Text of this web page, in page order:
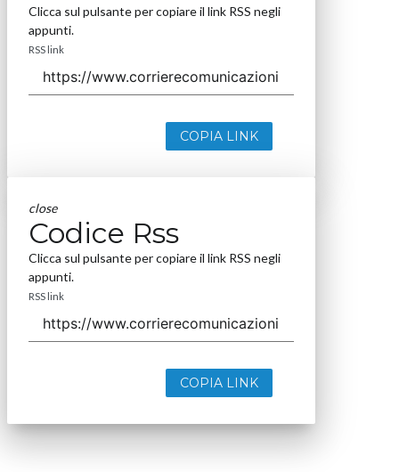
Clicca sul pulsante per copiare il link RSS negli
appunti.
RSS link
COPIA LINK
close
Codice Rss
Clicca sul pulsante per copiare il link RSS negli
appunti.
RSS link
COPIA LINK